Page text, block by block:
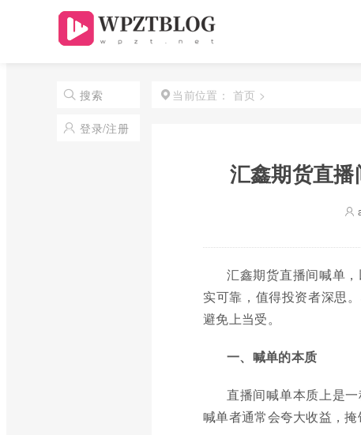
搜索
登录/注册
当前位置： 首页 >
汇鑫期货直
汇鑫期货直播间喊单
实可靠，值得投资者深思
避免上当受。
一、喊单的本质
直播间喊单本质上是
喊单者通常会夸大收益，掩